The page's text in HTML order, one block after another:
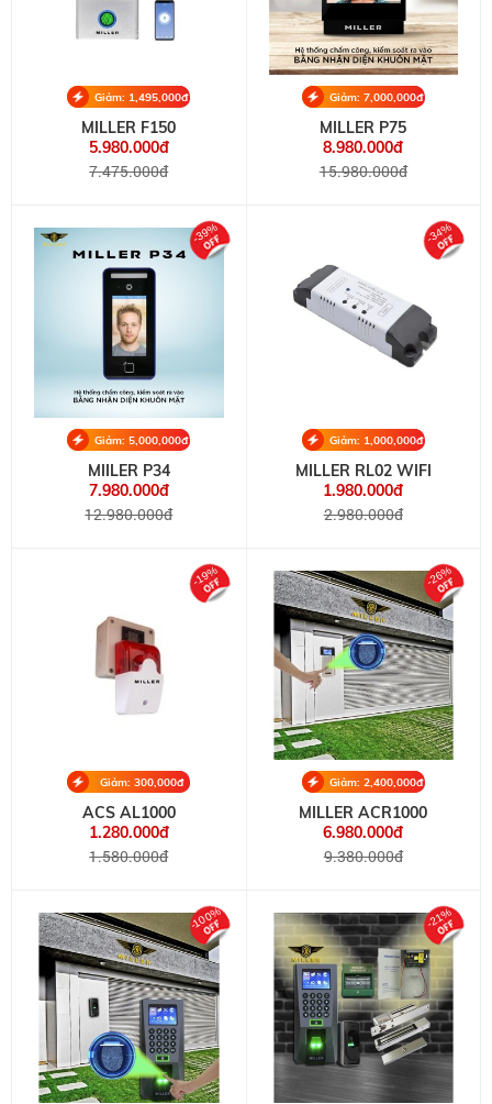
Giảm: 1,495,000đ
MILLER F150
5.980.000đ
7.475.000đ
Giảm: 7,000,000đ
MILLER P75
8.980.000đ
15.980.000đ
Giảm: 5,000,000đ
MIILER P34
7.980.000đ
12.980.000đ
-39%
Giảm: 1,000,000đ
MILLER RL02 WIFI
1.980.000đ
2.980.000đ
-34%
Giảm: 300,000đ
ACS AL1000
1.280.000đ
1.580.000đ
-19%
Giảm: 2,400,000đ
MILLER ACR1000
6.980.000đ
9.380.000đ
-26%
-100% -21%